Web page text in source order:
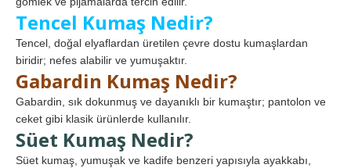
Tencel Kumaş Nedir?
Tencel, doğal elyaflardan üretilen çevre dostu kumaşlardan
biridir; nefes alabilir ve yumuşaktır.
Gabardin Kumaş Nedir?
Gabardin, sık dokunmuş ve dayanıklı bir kumaştır; pantolon ve
ceket gibi klasik ürünlerde kullanılır.
Süet Kumaş Nedir?
Süet kumaş, yumuşak ve kadife benzeri yapısıyla ayakkabı,